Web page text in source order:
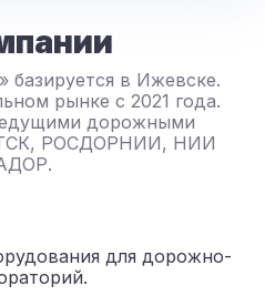
базируется в Ижевске.
рынке с 2021 года.
дорожными
РОСДОРНИИ, НИИ
для дорожно-